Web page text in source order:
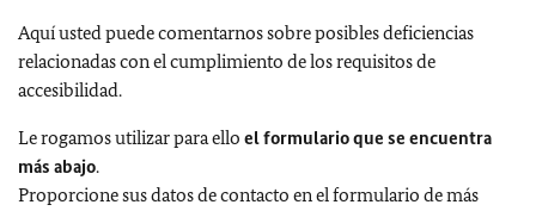
Aquí usted puede comentarnos sobre posibles deficiencias
relacionadas con el cumplimiento de los requisitos de
accesibilidad.
Le rogamos utilizar para ello el formulario que se encuentra
más abajo.
Proporcione sus datos de contacto en el formulario de más